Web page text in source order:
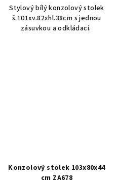
Stylový bílý konzolový stolek
š.101xv.82xhl.38cm s jednou
zásuvkou a odkládací.
Konzolový stolek 103x80x44
cm ZA678